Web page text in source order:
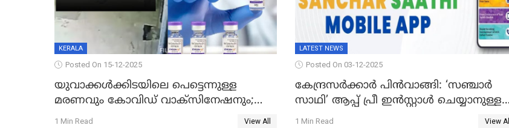
KERALA
Posted On 15-12-2025
യുവാക്കൾക്കിടയിലെ പെട്ടെന്നുള്ള
മരണവും കോവിഡ് വാക്‌സിനേഷനും;
എയിംസ് നടത്തിയ പഠനം പുറത്ത്;
1 Min Read View All
LATEST NEWS
Posted On 03-12-2025
കേന്ദ്രസർക്കാർ പിൻവാങ്ങി: ‘സഞ്ചാർ
സാഥി’ ആപ്പ് പ്രീ ഇൻസ്റ്റാൾ ചെയ്യാനുള്ള
ഉത്തരവ് പിൻവലിച്ചു
1 Min Read View All